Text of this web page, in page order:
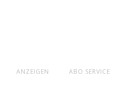
ANZEIGEN ABO SERVICE